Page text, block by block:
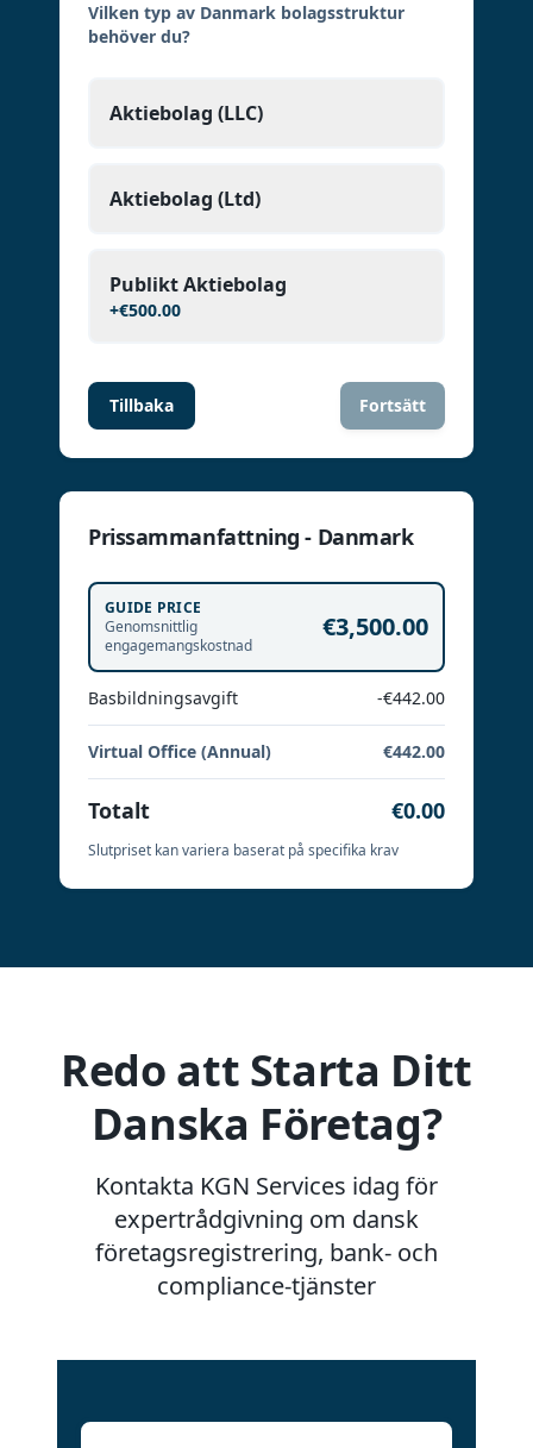
Vilken typ av Danmark bolagsstruktur
behöver du?
Aktiebolag (LLC)
Aktiebolag (Ltd)
Publikt Aktiebolag
+€500.00
Tillbaka Fortsätt
Prissammanfattning - Danmark
GUIDE PRICE
Genomsnittlig
engagemangskostnad
€3,500.00
Basbildningsavgift -€442.00
Virtual Office (Annual) €442.00
Totalt €0.00
Slutpriset kan variera baserat på specifika krav
Redo att Starta Ditt
Danska Företag?
Kontakta KGN Services idag för
expertrådgivning om dansk
företagsregistrering, bank- och
compliance-tjänster